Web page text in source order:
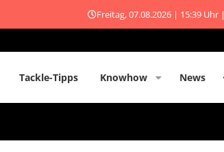
Freitag, 07.08.2026 | 15:39 Uhr |
Tackle-Tipps Knowhow News